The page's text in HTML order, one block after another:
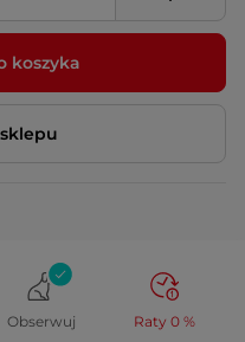
koszyka
Obserwuj Raty 0 %